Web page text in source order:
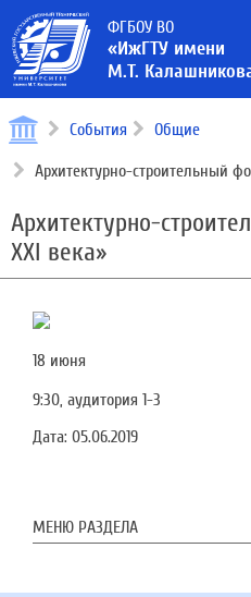
ФГБОУ ВО
«ИжГТУ имени
М.Т.
События Общие
Архитектурно-строительный
Архитектурно-
XXI века»
18 июня
9:30, аудитория 1-3
Дата: 05.06.2019
МЕНЮ РАЗДЕЛА